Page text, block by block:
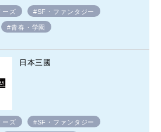
ーズ #SF・ファンタジー
#青春・学園
日本三國
ーズ #SF・ファンタジー